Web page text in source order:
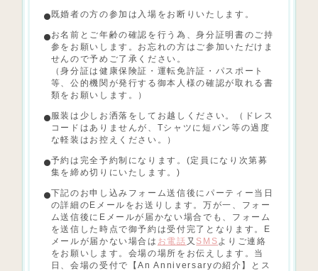
既婚者の方の参加は入場をお断りいたします。
お名前とご年齢の確認を行う為、身分証明書のご持
参をお願いします。お忘れの方はご参加いただけま
せんので予めご了承ください。
（身分証は健康保険証・運転免許証・パスポート
等、公的機関が発行する御本人様の確認が取れる書
類をお願いします。）
服装は少しお洒落をしてお越しください。（ドレス
コードはありませんが、Tシャツに短パン等の過度
な軽装はお控えください。）
予約は完全予約制になります。(定員になり次第募
集を締め切りにいたします。)
下記のお申し込みフォーム送信後にパーティー当日
の詳細のEメールをお送りします。万が一、フォー
ム送信後にEメールが届かない場合でも、フォーム
を送信した時点で御予約は受付完了となります。E
メールが届かない場合は お電話 又 SMSよりご連絡
をお願いします。会場の場所をお伝えします。当
日、会場の受付で【An Anniversaryの紹介】とス